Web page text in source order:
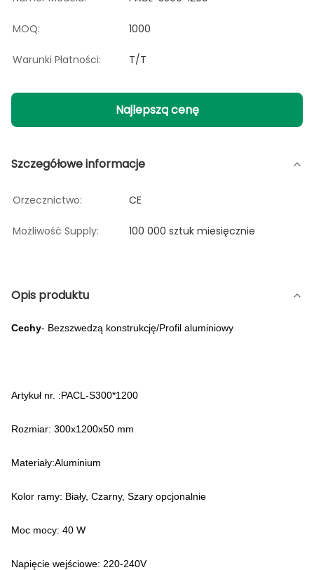
MOQ: 1000
Warunki Płatności: T/T
Najlepszą cenę
Szczegółowe informacje
Orzecznictwo: CE
Możliwość Supply: 100 000 sztuk miesięcznie
Opis produktu
Cechy- Bezszwedzą konstrukcję/Profil aluminiowy
Artykuł nr. :PACL-S300*1200
Rozmiar: 300x1200x50 mm
Materiały:Aluminium
Kolor ramy: Biały, Czarny, Szary opcjonalnie
Moc mocy: 40 W
Napięcie wejściowe: 220-240V